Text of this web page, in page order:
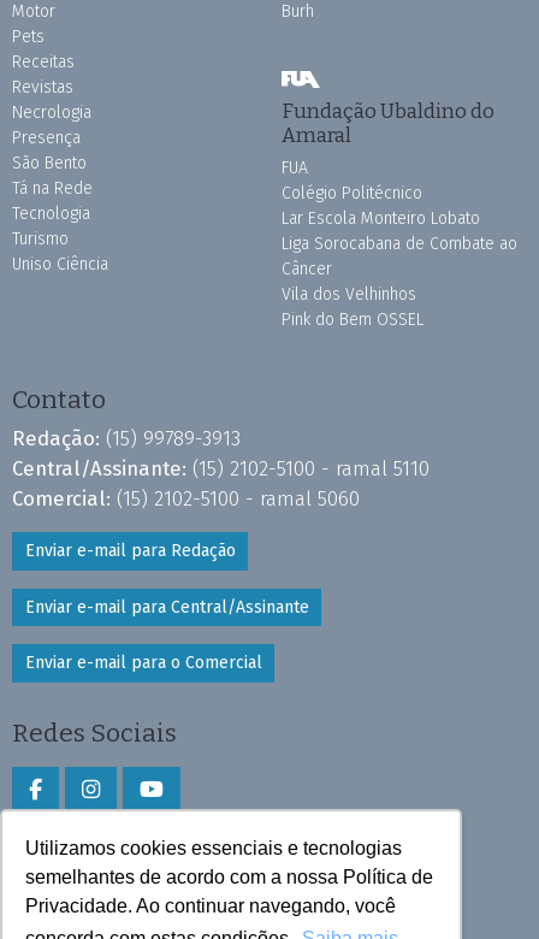
Utilizamos cookies essenciais e tecnologias
semelhantes de acordo com a nossa Política de
Privacidade. Ao continuar navegando, você
Motor
Pets
Receitas
Revistas
Necrologia
Presença
São Bento
Tá na Rede
Tecnologia
Turismo
Uniso Ciência
Burh
Fundação Ubaldino do
Amaral
FUA
Colégio Politécnico
Lar Escola Monteiro Lobato
Liga Sorocabana de Combate ao
Câncer
Vila dos Velhinhos
Pink do Bem OSSEL
Contato
Redação: (15) 99789-3913
Central/Assinante: (15) 2102-5100 - ramal 5110
Comercial: (15) 2102-5100 - ramal 5060
Enviar e-mail para Redação
Enviar e-mail para Central/Assinante
Enviar e-mail para o Comercial
Redes Sociais
Faça download do aplicativo
Play Store e App Store